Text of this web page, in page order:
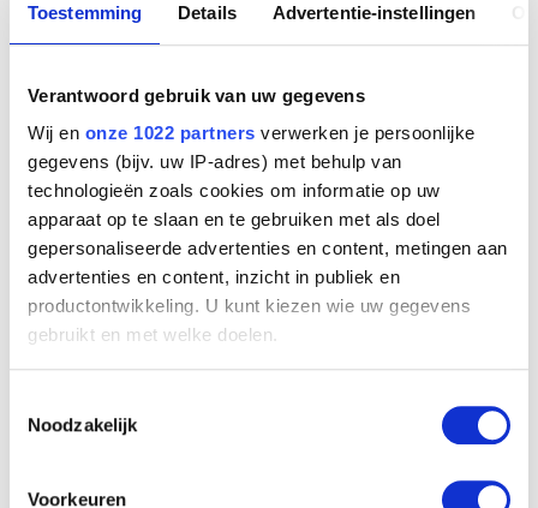
Toestemming Details Advertentie-instellingen
Verantwoord gebruik van uw gegevens
Wij en onze 1022 partners verwerken je persoonlijke
gegevens (bijv. uw IP-adres) met behulp van
technologieën zoals cookies om informatie op uw
apparaat op te slaan en te gebruiken met als doel
gepersonaliseerde advertenties en content, metingen aan
advertenties en content, inzicht in publiek en
productontwikkeling. U kunt kiezen wie uw gegevens
gebruikt en met welke doelen.
Informatie verzamelen over uw geografische
locatie, die tot een paar meter nauwkeurig kan zijn
scannen op specifieke eigenschappen (fingerprinting)
Noodzakelijk
Voorkeuren
ONTHAAL
Forum Old Masters Museum
Regentschapsstraat 3
1000 Brussel
TARIEVEN
9,5€/kind (inclusief museumtoegang)
MEER INFORMATIE
reservation@fine-arts-museum.be
Dinsdag, donderdag & vrijdag: 10:00 - 12:00 / 14:30 - 16:00